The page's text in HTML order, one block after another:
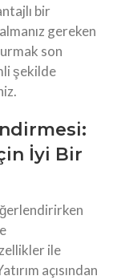
bir
gereken
son
şekilde
İyi Bir
ile
açısından